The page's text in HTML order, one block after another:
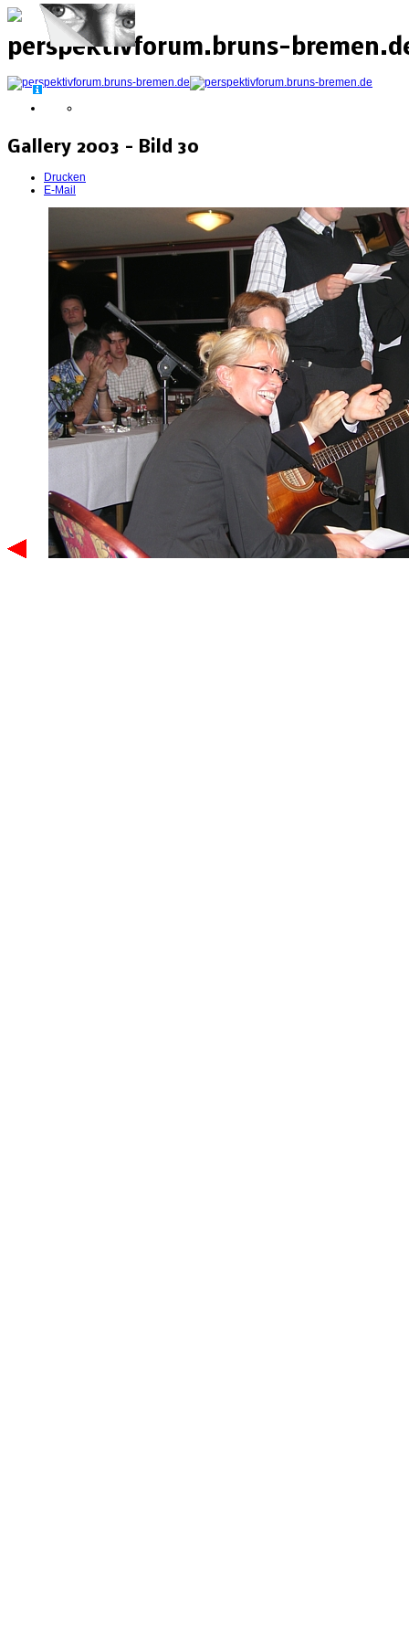
perspektivforum.bruns-
Gallery 2003 - Bild 30
Drucken
E-Mail